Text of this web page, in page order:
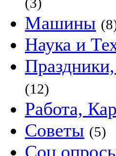
Машины
Наука и
(12)
Работа,
Советы (5)